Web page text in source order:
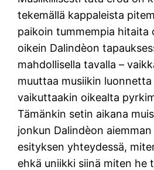
tekemällä kappaleista
paikoin tummempia hitaita
oikein Dalindèon
mahdollisella tavalla –
muuttaa musiikin
vaikuttaakin oikealta
Tämänkin setin aikana
jonkun Dalindèon
esityksen yhteydessä,
ehkä uniikki siinä miten he